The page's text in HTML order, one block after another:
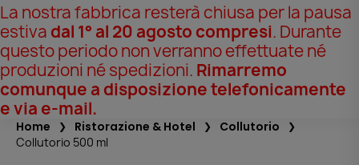
La nostra fabbrica resterà chiusa per la pausa
estiva dal 1° al 20 agosto compresi. Durante
questo periodo non verranno effettuate né
produzioni né spedizioni. Rimarremo
comunque a disposizione telefonicamente
e via e-mail.
Home Ristorazione & Hotel Collutorio
Collutorio 500 ml